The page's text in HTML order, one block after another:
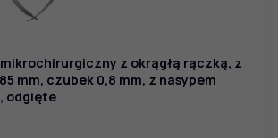
z okrągłą rączką, z
mm, czubek 0,8 mm, z nasypem
odgięte